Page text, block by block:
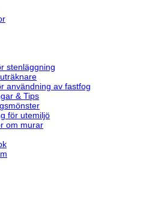
stenläggning
användning av fastfog
& Tips
för utemiljö
om murar